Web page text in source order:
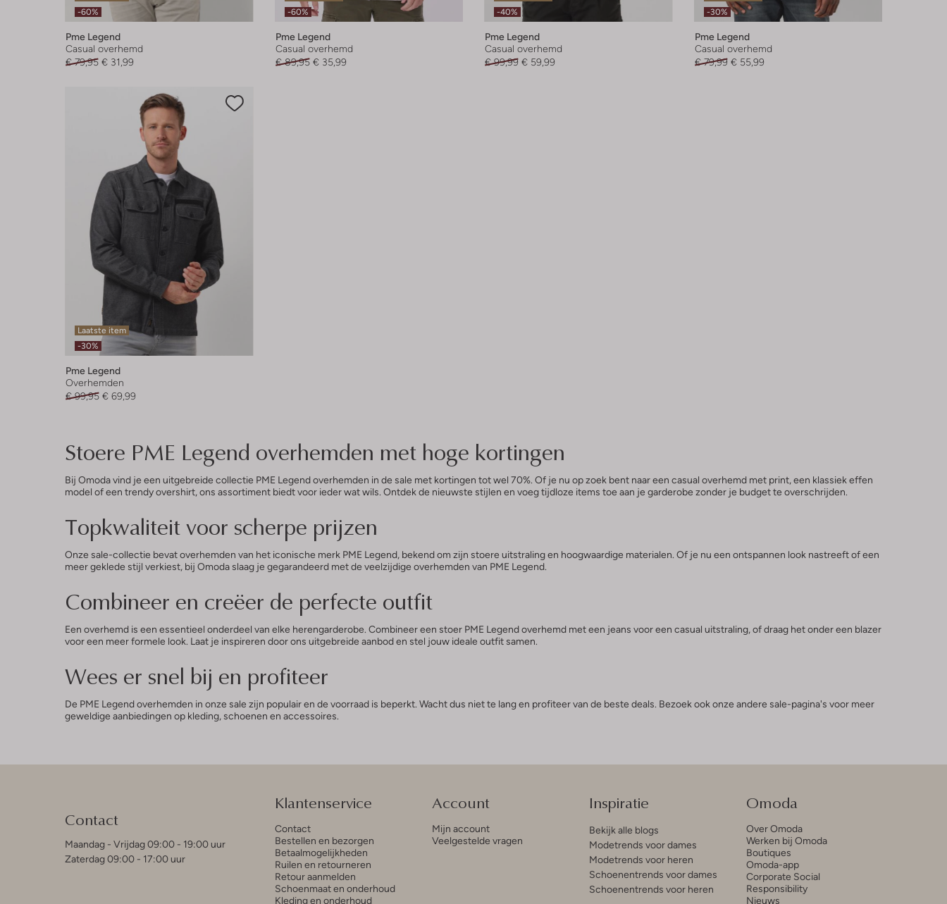
-60%
Pme Legend
Casual overhemd
€ 79,95 € 31,99
-60%
Pme Legend
Casual overhemd
€ 89,95 € 35,99
-40%
Pme Legend
Casual overhemd
€ 99,99 € 59,99
-30%
Pme Legend
Casual overhemd
€ 79,99 € 55,99
Laatste item
-30%
Pme Legend
Overhemden
€ 99,95 € 69,99
Stoere PME Legend overhemden met hoge kortingen
Bij Omoda vind je een uitgebreide collectie PME Legend overhemden in de sale met kortingen tot wel 70%. Of je nu op zoek bent naar een casual overhemd met print, een klassiek effen
model of een trendy overshirt, ons assortiment biedt voor ieder wat wils. Ontdek de nieuwste stijlen en voeg tijdloze items toe aan je garderobe zonder je budget te overschrijden.
Topkwaliteit voor scherpe prijzen
Onze sale-collectie bevat overhemden van het iconische merk PME Legend, bekend om zijn stoere uitstraling en hoogwaardige materialen. Of je nu een ontspannen look nastreeft of een
meer geklede stijl verkiest, bij Omoda slaag je gegarandeerd met de veelzijdige overhemden van PME Legend.
Combineer en creëer de perfecte outfit
Een overhemd is een essentieel onderdeel van elke herengarderobe. Combineer een stoer PME Legend overhemd met een jeans voor een casual uitstraling, of draag het onder een blazer
voor een meer formele look. Laat je inspireren door ons uitgebreide aanbod en stel jouw ideale outfit samen.
Wees er snel bij en profiteer
De PME Legend overhemden in onze sale zijn populair en de voorraad is beperkt. Wacht dus niet te lang en profiteer van de beste deals. Bezoek ook onze andere sale-pagina's voor meer
geweldige aanbiedingen op kleding, schoenen en accessoires.
Contact
Maandag - Vrijdag 09:00 - 19:00 uur
Zaterdag 09:00 - 17:00 uur
Klantenservice
Contact
Bestellen en bezorgen
Betaalmogelijkheden
Ruilen en retourneren
Retour aanmelden
Schoenmaat en onderhoud
Kleding en onderhoud
Account
Mijn account
Veelgestelde vragen
Inspiratie
Bekijk alle blogs
Modetrends voor dames
Modetrends voor heren
Schoenentrends voor dames
Schoenentrends voor heren
Omoda
Over Omoda
Werken bij Omoda
Boutiques
Omoda-app
Corporate Social
Responsibility
Nieuws